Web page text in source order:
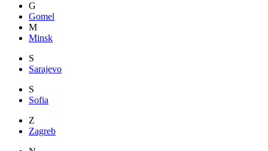
G
Gomel
M
Minsk
S
Sarajevo
S
Sofia
Z
Zagreb